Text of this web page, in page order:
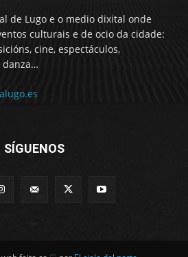
de Lugo e o medio dixital onde
culturais e de ocio da cidade:
cine, espectáculos,
danza…
SÍGUENOS